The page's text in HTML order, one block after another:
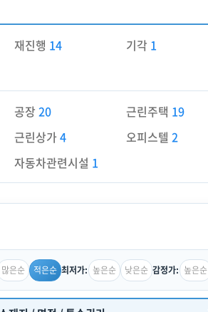
재진행 14 기각 1
공장20 근린주택 19
근린상가4 오피스텔2
자동차관련시설 1
많은순 적은순 최저가: 높은순 낮은순 감정가: 높은순